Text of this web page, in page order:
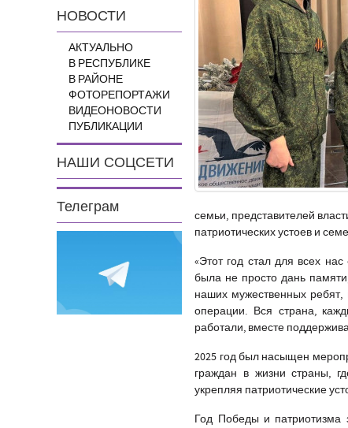
НОВОСТИ
АКТУАЛЬНО
В РЕСПУБЛИКЕ
В РАЙОНЕ
ФОТОРЕПОРТАЖИ
ВИДЕОНОВОСТИ
ПУБЛИКАЦИИ
НАШИ СОЦСЕТИ
Телеграм
семьи, представителей
патриотических устоев и
«Этот год стал для всех
была не просто дань
наших мужественных ребят,
операции. Вся страна,
работали, вместе
2025 год был насыщен
граждан в жизни страны,
укрепляя патриотические
Год Победы и патриотизма